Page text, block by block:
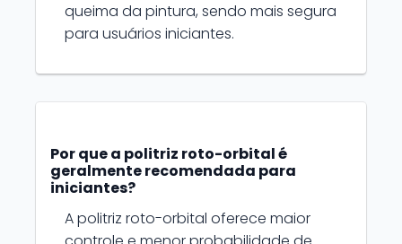
queima da pintura, sendo mais segura
para usuários iniciantes.
Por que a politriz roto-orbital é
geralmente recomendada para
iniciantes?
A politriz roto-orbital oferece maior